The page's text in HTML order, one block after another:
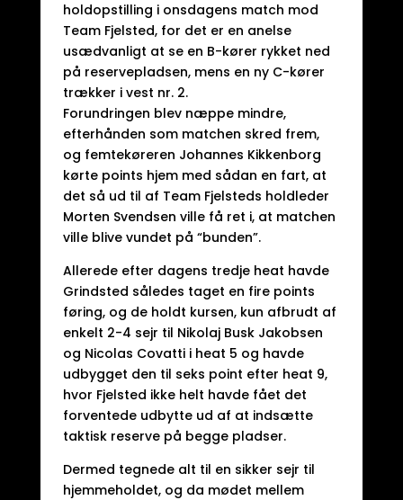
holdopstilling i onsdagens match mod
Team Fjelsted, for det er en anelse
usædvanligt at se en B-kører rykket ned
på reservepladsen, mens en ny C-kører
trækker i vest nr. 2.
Forundringen blev næppe mindre,
efterhånden som matchen skred frem,
og femtekøreren Johannes Kikkenborg
kørte points hjem med sådan en fart, at
det så ud til af Team Fjelsteds holdleder
Morten Svendsen ville få ret i, at matchen
ville blive vundet på “bunden”.
Allerede efter dagens tredje heat havde
Grindsted således taget en fire points
føring, og de holdt kursen, kun afbrudt af
enkelt 2-4 sejr til Nikolaj Busk Jakobsen
og Nicolas Covatti i heat 5 og havde
udbygget den til seks point efter heat 9,
hvor Fjelsted ikke helt havde fået det
forventede udbytte ud af at indsætte
taktisk reserve på begge pladser.
Dermed tegnede alt til en sikker sejr til
hjemmeholdet, og da mødet mellem